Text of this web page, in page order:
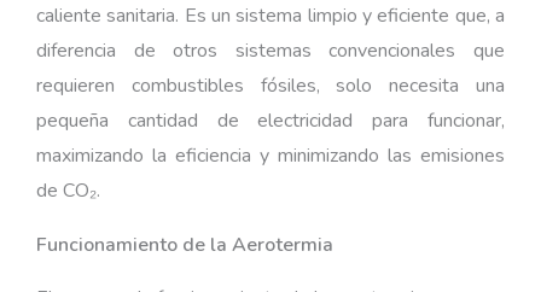
caliente sanitaria. Es un sistema limpio y eficiente que, a
diferencia de otros sistemas convencionales que
requieren combustibles fósiles, solo necesita una
pequeña cantidad de electricidad para funcionar,
maximizando la eficiencia y minimizando las emisiones
de CO₂.
Funcionamiento de la Aerotermia